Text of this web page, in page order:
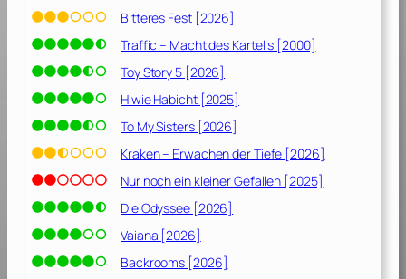
Bitteres Fest [2026]
Traffic – Macht des Kartells [2000]
Toy Story 5 [2026]
H wie Habicht [2025]
To My Sisters [2026]
Kraken – Erwachen der Tiefe [2026]
Nur noch ein kleiner Gefallen [2025]
Die Odyssee [2026]
Vaiana [2026]
Backrooms [2026]